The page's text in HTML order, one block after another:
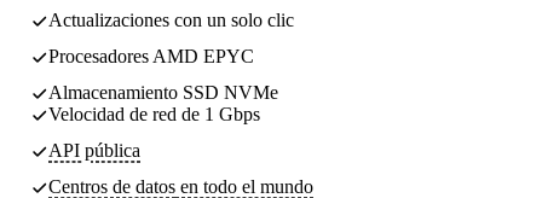
Actualizaciones con un solo clic
Procesadores AMD EPYC
Almacenamiento SSD NVMe
Velocidad de red de 1 Gbps
API pública
Centros de datos en todo el mundo